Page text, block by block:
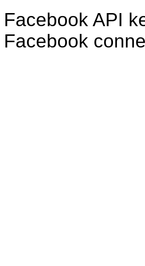
Facebook API
Facebook